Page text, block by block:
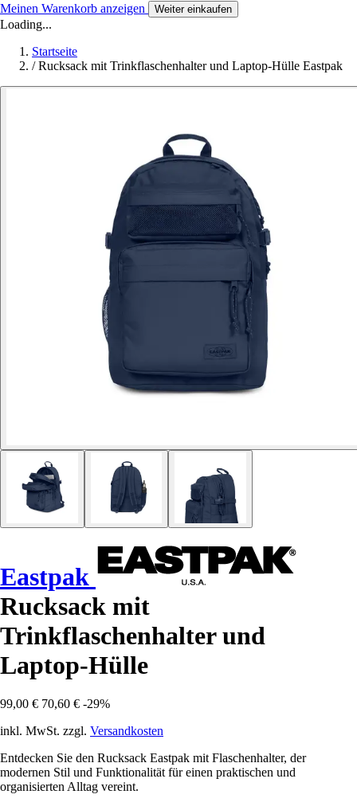
Meinen Warenkorb anzeigen Weiter einkaufen
Loading...
Startseite
/ Rucksack mit Trinkflaschenhalter und Laptop-Hülle Eastpak
Eastpak
Rucksack mit
Trinkflaschenhalter und
Laptop-Hülle
99,00 € 70,60 € -29%
inkl. MwSt. zzgl. Versandkosten
Entdecken Sie den Rucksack Eastpak mit Flaschenhalter, der
modernen Stil und Funktionalität für einen praktischen und
organisierten Alltag vereint.